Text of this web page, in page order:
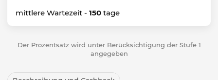
mittlere Wartezeit - 150 tage
Der Prozentsatz wird unter Berücksichtigung der Stufe 1
angegeben